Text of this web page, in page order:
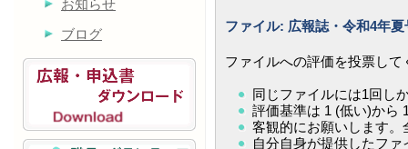
お知らせ
ブログ
ファイル: 広報誌・令和4年夏
ファイルへの評価を投票して
同じファイルには1回し
評価基準は 1 (低い)から
客観的にお願いします
自分自身が提供したフ